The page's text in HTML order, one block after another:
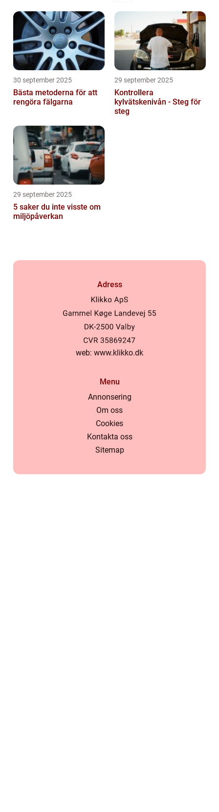
30 september 2025
Bästa metoderna för att
rengöra fälgarna
29 september 2025
Kontrollera
kylvätskenivån - Steg för
steg
29 september 2025
5 saker du inte visste om
miljöpåverkan
Adress
web: www.klikko.dk
Menu
Annonsering
Om oss
Cookies
Kontakta oss
Sitemap